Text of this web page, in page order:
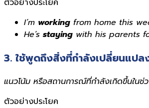
ตัวอย่างประโยค
I’m working from home this
He’s staying with his parents
3. ใช้พูดถึงสิ่งที่กำลังเปลี่ยนแปล
แนวโน้ม หรือสถานการณ์ที่กำลังเกิดขึ้นในช่
ตัวอย่างประโยค